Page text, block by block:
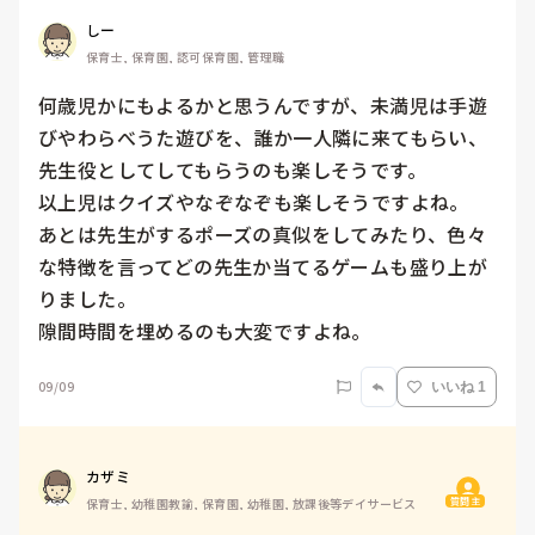
しー
保育士, 保育園, 認可保育園, 管理職
何歳児かにもよるかと思うんですが、未満児は手遊
びやわらべうた遊びを、誰か一人隣に来てもらい、
先生役としてしてもらうのも楽しそうです。
以上児はクイズやなぞなぞも楽しそうですよね。
あとは先生がするポーズの真似をしてみたり、色々
な特徴を言ってどの先生か当てるゲームも盛り上が
りました。
隙間時間を埋めるのも大変ですよね。
09/09 いいね 1
カザミ
保育士, 幼稚園教諭, 保育園, 幼稚園, 放課後等デイサービス 質問主